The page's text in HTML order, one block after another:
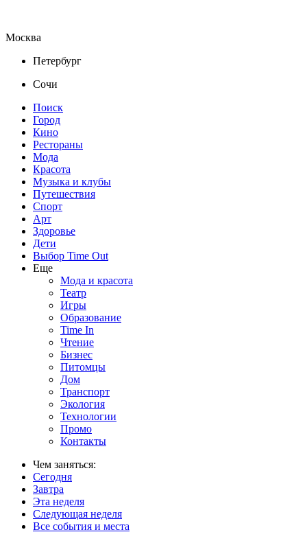
Москва
Петербург
Сочи
Поиск
Город
Кино
Рестораны
Мода
Красота
Музыка и клубы
Путешествия
Спорт
Арт
Здоровье
Дети
Выбор Time Out
Еще
Мода и красота
Театр
Игры
Образование
Time In
Чтение
Бизнес
Питомцы
Дом
Транспорт
Экология
Технологии
Промо
Контакты
Чем заняться:
Сегодня
Завтра
Эта неделя
Следующая неделя
Все события и места